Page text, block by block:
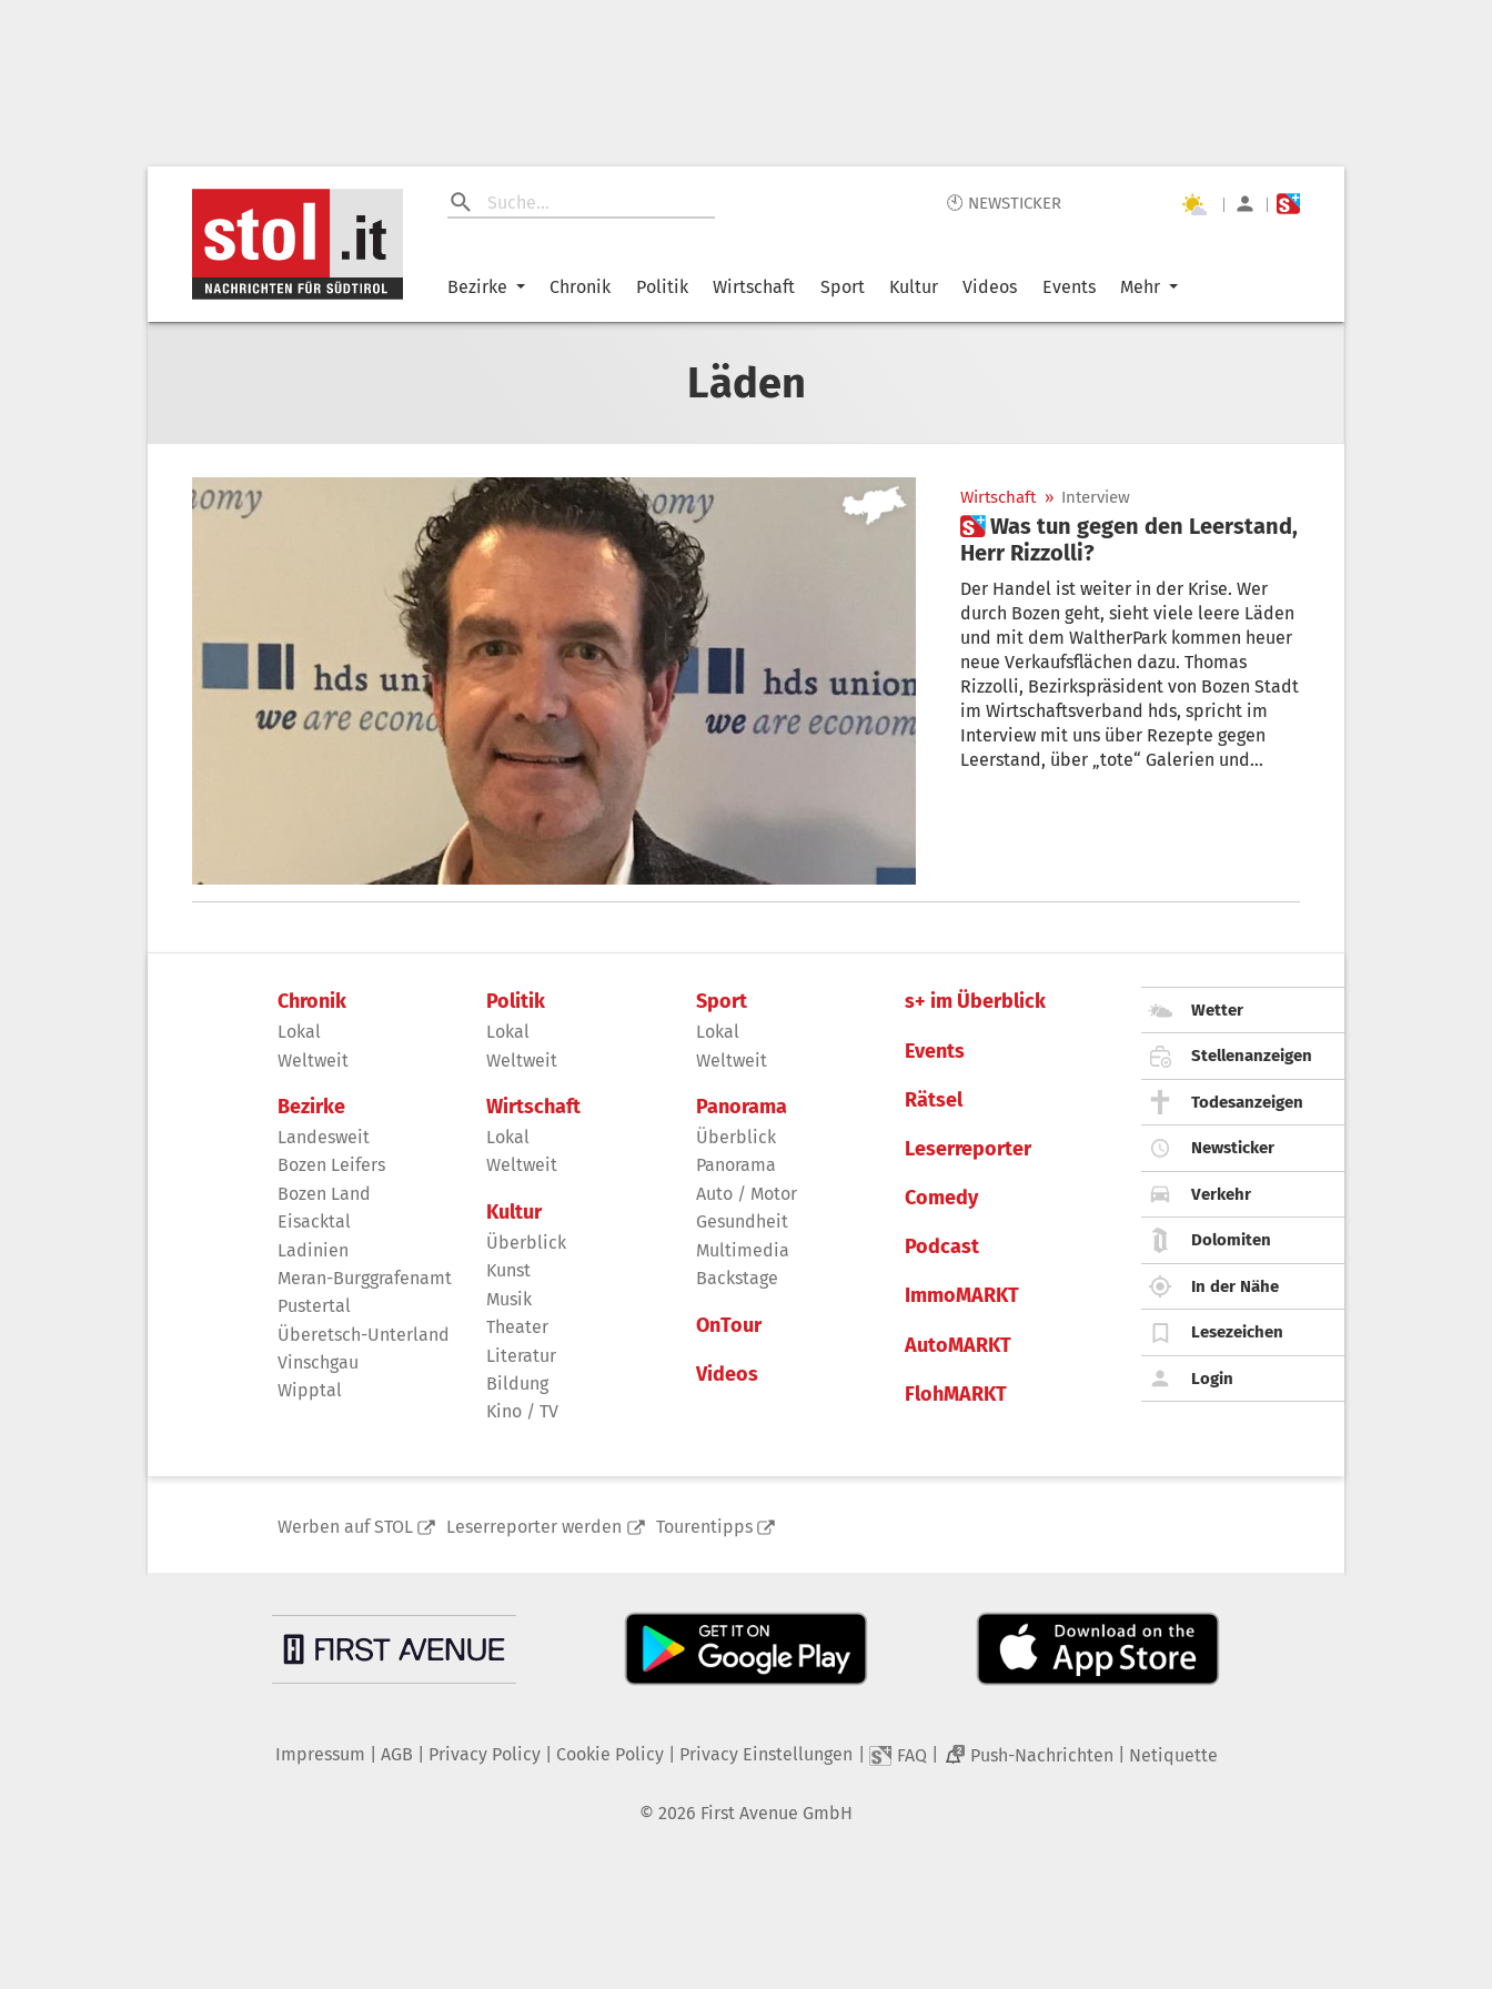
🕙 NEWSTICKER | |
Bezirke Chronik Politik Wirtschaft Sport Kultur Videos Events Mehr
Läden
Wirtschaft » Interview
 Was tun gegen den Leerstand,
Herr Rizzolli?
Der Handel ist weiter in der Krise. Wer
durch Bozen geht, sieht viele leere Läden
und mit dem WaltherPark kommen heuer
neue Verkaufsflächen dazu. Thomas
Rizzolli, Bezirkspräsident von Bozen Stadt
im Wirtschaftsverband hds, spricht im
Interview mit uns über Rezepte gegen
Leerstand, über „tote“ Galerien und
Chronik
Lokal
Weltweit
Bezirke
Landesweit
Bozen Leifers
Bozen Land
Eisacktal
Ladinien
Meran-Burggrafenamt
Pustertal
Überetsch-Unterland
Vinschgau
Wipptal
Politik
Lokal
Weltweit
Wirtschaft
Lokal
Weltweit
Kultur
Überblick
Kunst
Musik
Theater
Literatur
Bildung
Kino / TV
Sport
Lokal
Weltweit
Panorama
Überblick
Panorama
Auto / Motor
Gesundheit
Multimedia
Backstage
OnTour
Videos
s+ im Überblick
Events
Rätsel
Leserreporter
Comedy
Podcast
ImmoMARKT
AutoMARKT
FlohMARKT
Wetter
Stellenanzeigen
Todesanzeigen
Newsticker
Verkehr
Dolomiten
In der Nähe
Lesezeichen
Login
Werben auf STOL Leserreporter werden Tourentipps
Impressum AGB Privacy Policy| Cookie Policy| Privacy Einstellungen FAQ 2 Push-Nachrichten Netiquette
© 2026 First Avenue GmbH